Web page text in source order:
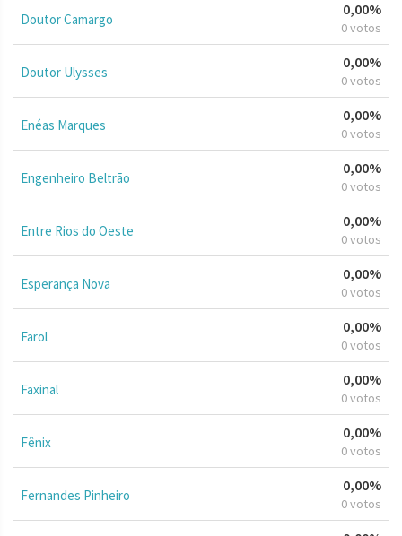
Doutor Camargo
0,00%
0 votos
Doutor Ulysses
0,00%
0 votos
Enéas Marques
0,00%
0 votos
Engenheiro Beltrão
0,00%
0 votos
Entre Rios do Oeste
0,00%
0 votos
Esperança Nova
0,00%
0 votos
Farol
0,00%
0 votos
Faxinal
0,00%
0 votos
Fênix
0,00%
0 votos
Fernandes Pinheiro
0,00%
0 votos